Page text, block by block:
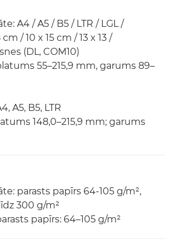
A4 / A5 / B5 / LTR / LGL /
/ 10 x 15 cm / 13 x 13 /
(DL, COM10)
55–215,9 mm, garums 89–
A5, B5, LTR
148,0–215,9 mm; garums
parasts papīrs 64-105 g/m²,
300 g/m²
papīrs: 64–105 g/m²